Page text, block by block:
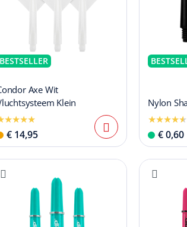
BESTSELLER
Axe Wit
Klein
€ 14,95
Nylon
€ 0,60